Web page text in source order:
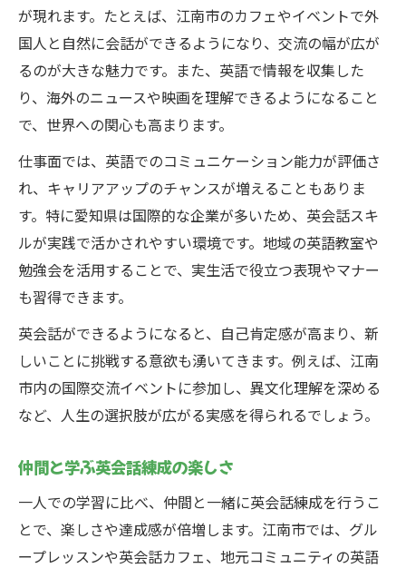
が現れます。たとえば、江南市のカフェやイベントで外
国人と自然に会話ができるようになり、交流の幅が広が
るのが大きな魅力です。また、英語で情報を収集した
り、海外のニュースや映画を理解できるようになること
で、世界への関心も高まります。
仕事面では、英語でのコミュニケーション能力が評価さ
れ、キャリアアップのチャンスが増えることもありま
す。特に愛知県は国際的な企業が多いため、英会話スキ
ルが実践で活かされやすい環境です。地域の英語教室や
勉強会を活用することで、実生活で役立つ表現やマナー
も習得できます。
英会話ができるようになると、自己肯定感が高まり、新
しいことに挑戦する意欲も湧いてきます。例えば、江南
市内の国際交流イベントに参加し、異文化理解を深める
など、人生の選択肢が広がる実感を得られるでしょう。
仲間と学ぶ英会話練成の楽しさ
一人での学習に比べ、仲間と一緒に英会話練成を行うこ
とで、楽しさや達成感が倍増します。江南市では、グル
ープレッスンや英会話カフェ、地元コミュニティの英語